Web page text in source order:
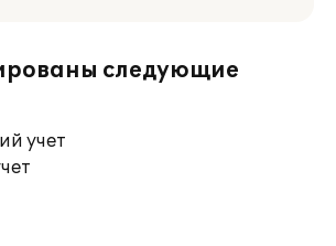
следующие
учет